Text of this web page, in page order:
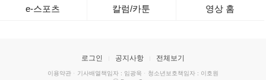
e-스포츠 칼럼/카툰 영상 홈
로그인 공지사항 전체보기
이용약관 · 기사배열책임자 : 임광욱 · 청소년보호책임자 : 이호원